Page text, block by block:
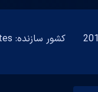
کشور سازنده: United States